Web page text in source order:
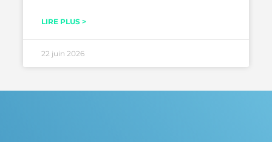
LIRE PLUS >
22 juin 2026